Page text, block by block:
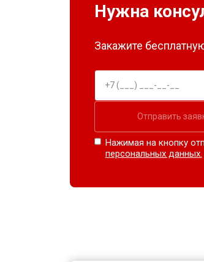
Нужна
Закажите
Отправить
Нажимая на кнопку
персональных данных.